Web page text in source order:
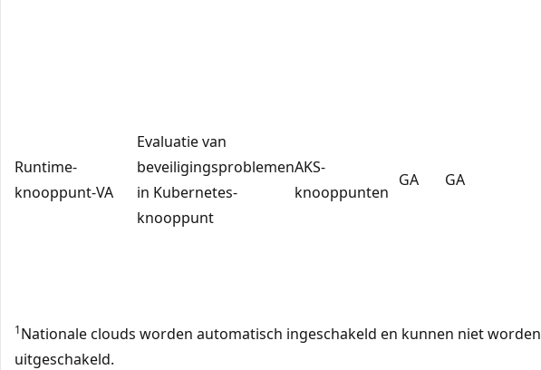
Runtime-
knooppunt-VA
Evaluatie van
beveiligingsproblemen
in Kubernetes-
knooppunt
AKS-
knooppunten
GA GA
1Nationale clouds worden automatisch ingeschakeld en kunnen niet worden
uitgeschakeld.